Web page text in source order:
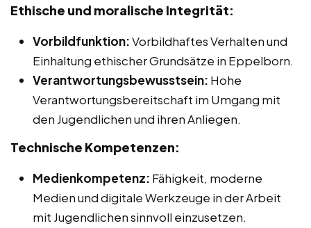
Ethische und moralische Integrität:
Vorbildfunktion:Vorbildhaftes Verhalten und
Einhaltung ethischer Grundsätze in Eppelborn.
Verantwortungsbewusstsein: Hohe
Verantwortungsbereitschaft im Umgang mit
den Jugendlichen und ihren Anliegen.
Technische Kompetenzen:
Medienkompetenz: Fähigkeit, moderne
Medien und digitale Werkzeuge in der Arbeit
mit Jugendlichen sinnvoll einzusetzen.